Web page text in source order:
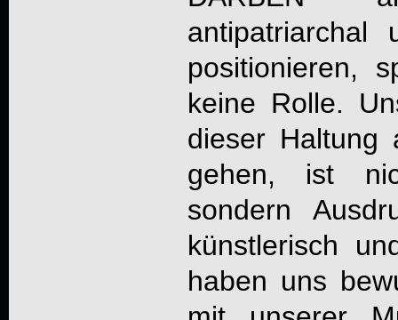
antipatriarchal
positionieren,
keine Rolle.
dieser Haltung
gehen, ist
sondern
künstlerisch
haben uns